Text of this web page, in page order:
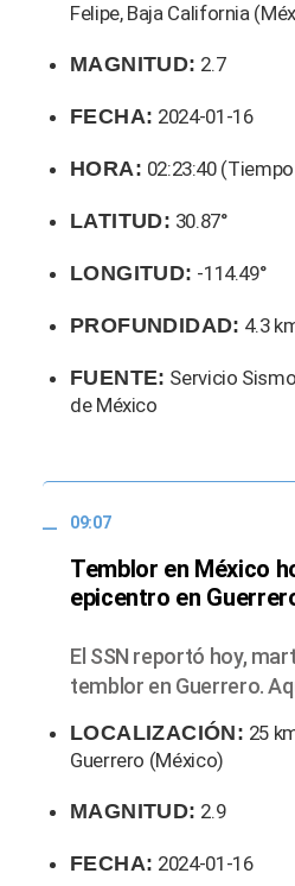
Felipe, Baja California
MAGNITUD: 2.7
FECHA: 2024-01-16
HORA: 02:23:40
LATITUD: 30.87°
LONGITUD: -114.49°
PROFUNDIDAD: 4.3
FUENTE: Servicio
de México
09:07
Temblor en México
epicentro en
El SSN reportó hoy,
temblor en Guerrero.
LOCALIZACIÓN: 25
Guerrero (México)
MAGNITUD: 2.9
FECHA: 2024-01-16